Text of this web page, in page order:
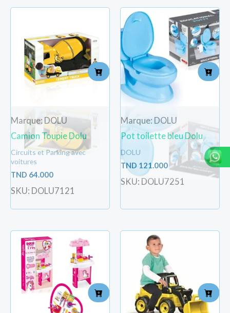
Marque: DOLU
Camion Toupie Dolu
Circuits et Parking avec
voitures
TND 64.000
SKU: DOLU7121
Marque: DOLU
Pot toilette bleu Dolu
DOLU
TND 121.000
SKU: DOLU7251